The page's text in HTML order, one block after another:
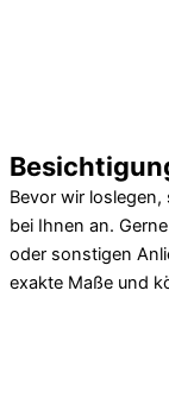
Bevor wir
bei Ihnen an.
oder sonstigen
exakte Maße und